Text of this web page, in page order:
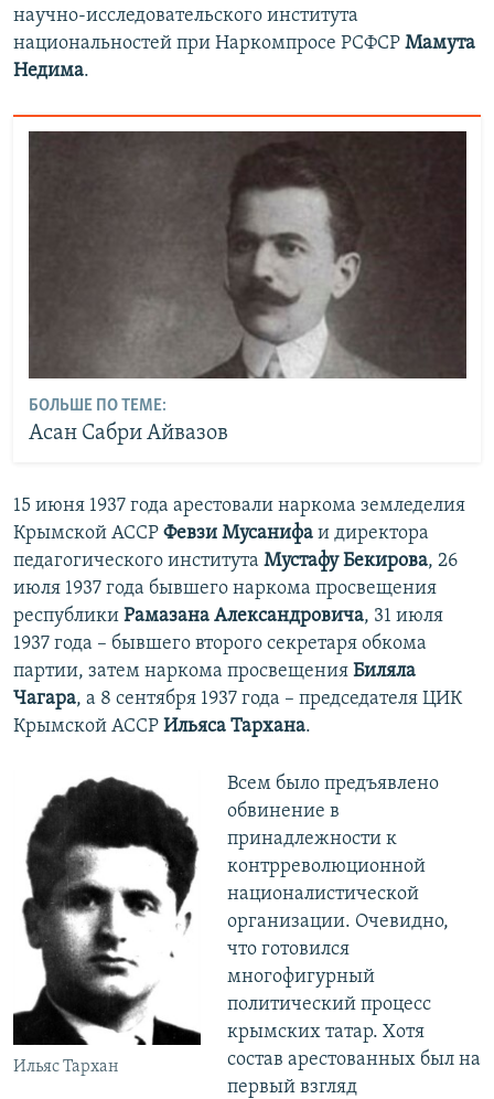
научно-исследовательского института
национальностей при Наркомпросе РСФСР Мамута
Недима.
БОЛЬШЕ ПО ТЕМЕ:
Асан Сабри Айвазов
15 июня 1937 года арестовали наркома земледелия
Крымской АССР Февзи Мусанифа и директора
педагогического института Мустафу Бекирова, 26
июля 1937 года бывшего наркома просвещения
республики Рамазана Александровича, 31 июля
1937 года – бывшего второго секретаря обкома
партии, затем наркома просвещения Биляла
Чагара, а 8 сентября 1937 года – председателя ЦИК
Крымской АССР Ильяса Тархана.
Ильяс Тархан
Всем было предъявлено
обвинение в
принадлежности к
контрреволюционной
националистической
организации. Очевидно,
что готовился
многофигурный
политический процесс
крымских татар. Хотя
состав арестованных был на
первый взгляд